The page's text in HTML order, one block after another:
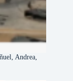
Andrea,